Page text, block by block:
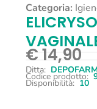
Categoria:
€14,90
Ditta:
Codice prodotto:
Disponibilità: 10